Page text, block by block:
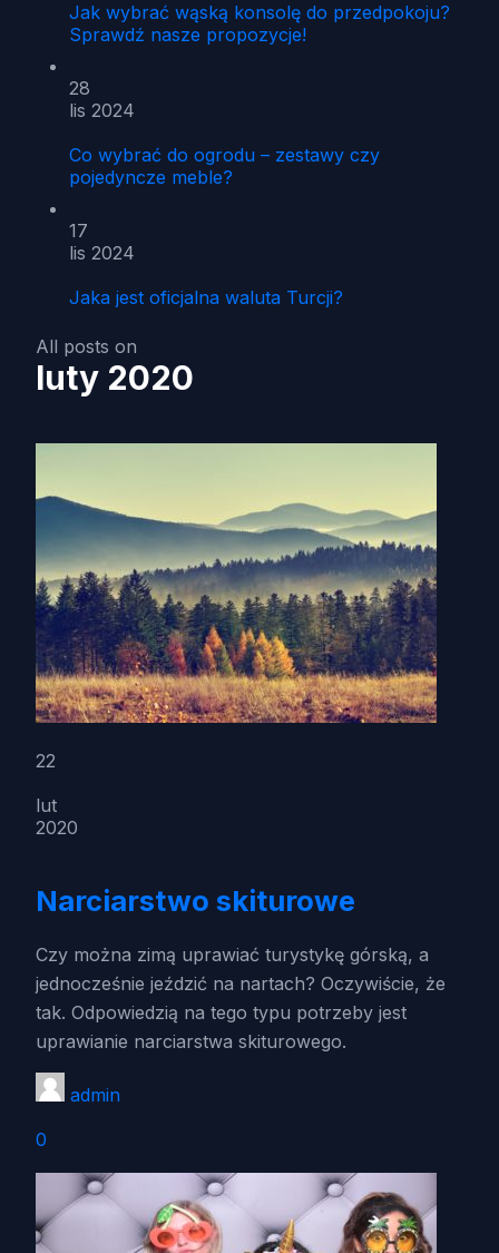
Jak wybrać wąską konsolę do przedpokoju?
Sprawdź nasze propozycje!
28
lis 2024
Co wybrać do ogrodu – zestawy czy
pojedyncze meble?
17
lis 2024
Jaka jest oficjalna waluta Turcji?
All posts on
luty 2020
22
lut
2020
Narciarstwo skiturowe
Czy można zimą uprawiać turystykę górską, a
jednocześnie jeździć na nartach? Oczywiście, że
tak. Odpowiedzią na tego typu potrzeby jest
uprawianie narciarstwa skiturowego.
admin
0